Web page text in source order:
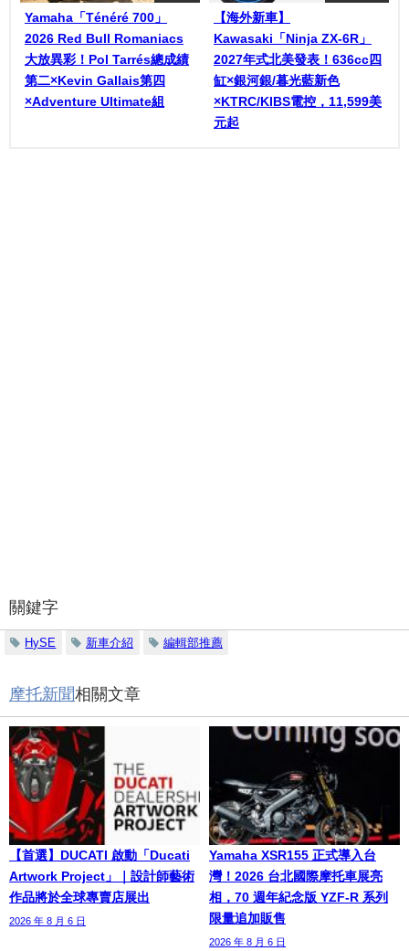
Yamaha「Ténéré 700」
2026 Red Bull Romaniacs
大放異彩！Pol Tarrés總成績
第二×Kevin Gallais第四
×Adventure Ultimate組
【海外新車】
Kawasaki「Ninja ZX-6R」
2027年式北美發表！636cc四
缸×銀河銀/暮光藍新色
×KTRC/KIBS電控，11,599美
元起
關鍵字
HySE 新車介紹 編輯部推薦
摩托新聞相關文章
【首選】DUCATI 啟動「Ducati
Artwork Project」｜設計師藝術
作品將於全球專賣店展出
2026 年 8 月 6 日
Yamaha XSR155 正式導入台
灣！2026 台北國際摩托車展亮
相，70 週年紀念版 YZF-R 系列
限量追加販售
2026 年 8 月 6 日